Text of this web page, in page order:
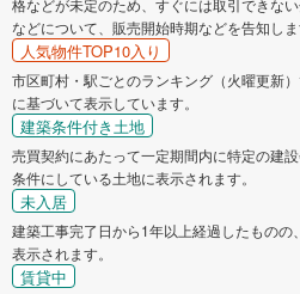
格などが未定のため、すぐには取引できな
などについて、販売開始時期などを告知しま
人気物件TOP10入り
市区町村・駅ごとのランキング（火曜更新
に基づいて表示しています。
建築条件付き土地
売買契約にあたって一定期間内に特定の建
条件にしている土地に表示されます。
未入居
建築工事完了日から1年以上経過したもの
表示されます。
賃貸中